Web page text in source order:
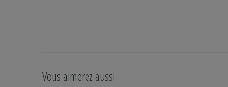
Vous aimerez aussi